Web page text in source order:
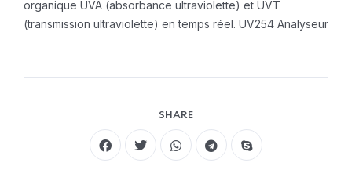
organique UVA (absorbance ultraviolette) et UVT
(transmission ultraviolette) en temps réel. UV254 Analyseur
SHARE